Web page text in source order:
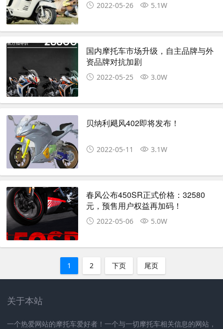
2022-05-26 5.1W
国内摩托车市场升级，自主品牌与外
资品牌对抗加剧
2022-05-25 3.0W
贝纳利飓风402即将发布！
2022-05-11 3.1W
春风公布450SR正式价格：32580
元，预售用户权益再加码！
2022-05-06 5.0W
1 2 下页 尾页
关于本站
一个热爱网站的摩托车爱好者！一个与一切摩托车相关信息的网站，